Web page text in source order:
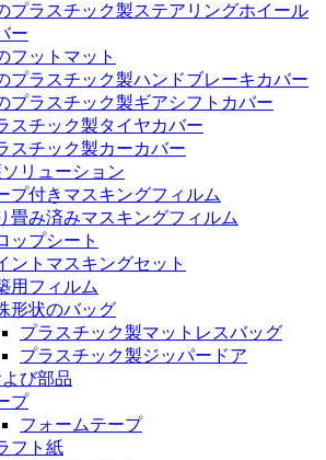
プラスチック製ステアリングホイール
ー
フットマット
プラスチック製ハンドブレーキカバー
プラスチック製ギアシフトカバー
スチック製タイヤカバー
スチック製カーカバー
リューション
プ付きマスキングフィルム
畳み済みマスキングフィルム
ップシート
ントマスキングセット
用フィルム
形状のバッグ
プラスチック製マットレスバッグ
プラスチック製ジッパードア
び部品
プ
フォームテープ
フト紙